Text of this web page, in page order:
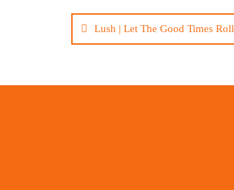
navigatie
Lush | Let The Good Times Roll